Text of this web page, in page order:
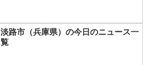
淡路市（兵庫県）の今日のニュース一
覧